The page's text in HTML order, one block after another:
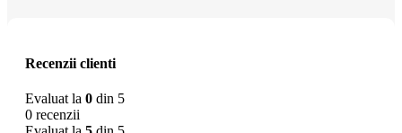
Recenzii clienti
Evaluat la 0 din 5
0 recenzii